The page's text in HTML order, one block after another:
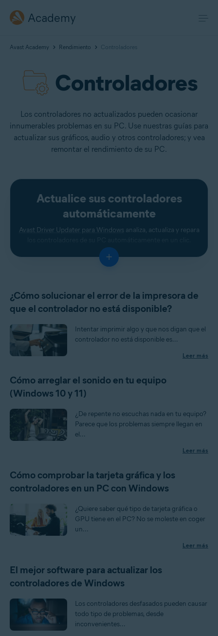
Academy
Avast Academy Rendimiento Controladores
Controladores
Los controladores no actualizados pueden ocasionar
innumerables problemas en su PC. Use nuestras guías para
actualizar sus gráficos, audio y otros controladores; y vea
remontar el rendimiento de su PC.
Actualice sus controladores
automáticamente
Avast Driver Updater para Windows analiza, actualiza y repara
+
¿Cómo solucionar el error de la impresora de
que el controlador no está disponible?
Intentar imprimir algo y que nos digan que el
controlador no está disponible es...
Leer más
Cómo arreglar el sonido en tu equipo
(Windows 10 y 11)
¿De repente no escuchas nada en tu equipo?
Parece que los problemas siempre llegan en
el...
Leer más
Cómo comprobar la tarjeta gráfica y los
controladores en un PC con Windows
¿Quiere saber qué tipo de tarjeta gráfica o
GPU tiene en el PC? No se moleste en coger
un...
Leer más
El mejor software para actualizar los
controladores de Windows
Los controladores desfasados pueden causar
todo tipo de problemas, desde
inconvenientes...